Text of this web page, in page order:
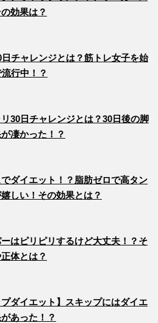
効果は？
日チャレンジとは？筋トレ女子を始
行中！？
30日チャレンジとは？30日後の脚
凄かった！？
ダイエット！？脂肪ゼロで高タン
しい！その効果とは？
はピリピリするけど大丈夫！？そ
体とは？
プダイエット】スキップにはダイエ
あった！？